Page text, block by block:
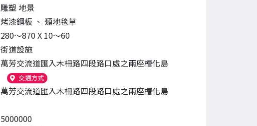
雕塑 地景
烤漆鋼板 、 類地毯草
280～870 X 10～60
街道設施
萬芳交流道匯入木柵路四段路口處之兩座槽化島
交通方式（另開新視窗）
萬芳交流道匯入木柵路四段路口處之兩座槽化島
5000000